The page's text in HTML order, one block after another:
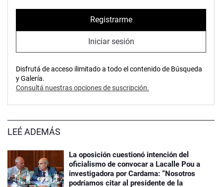
Registrarme
Iniciar sesión
Disfrutá de acceso ilimitado a todo el contenido de Búsqueda
y Galería.
Consultá nuestras opciones de suscripción.
LEÉ ADEMÁS
La oposición cuestionó intención del
oficialismo de convocar a Lacalle Pou a
investigadora por Cardama: “Nosotros
podríamos citar al presidente de la